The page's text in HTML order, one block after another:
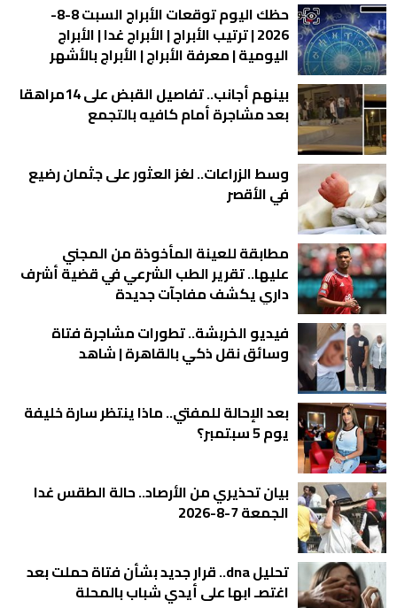
حظك اليوم توقعات الأبراج السبت 8-8-
2026 | ترتيب الأبراج | الأبراج غدا | الأبراج
اليومية | معرفة الأبراج | الأبراج بالأشهر
بينهم أجانب.. تفاصيل القبض على 14مراهقا
بعد مشاجرة أمام كافيه بالتجمع
وسط الزراعات.. لغز العثور على جثمان رضيع
في الأقصر
مطابقة للعينة المأخوذة من المجني
عليها.. تقرير الطب الشرعي في قضية أشرف
داري يكشف مفاجآت جديدة
فيديو الخربشة.. تطورات مشاجرة فتاة
وسائق نقل ذكي بالقاهرة | شاهد
بعد الإحالة للمفتي.. ماذا ينتظر سارة خليفة
يوم 5 سبتمبر؟
بيان تحذيري من الأرصاد.. حالة الطقس غدا
الجمعة 7-8-2026
تحليل dna.. قرار جديد بشأن فتاة حملت بعد
اغتصـ ابها على أيدي شباب بالمحلة